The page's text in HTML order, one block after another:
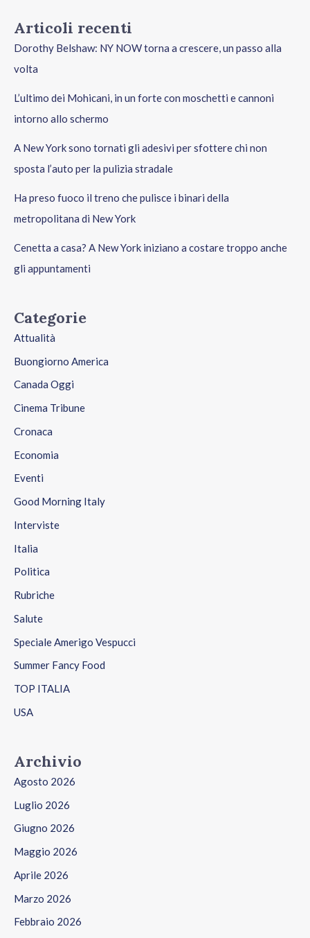
Articoli recenti
Dorothy Belshaw: NY NOW torna a crescere, un passo alla
volta
L’ultimo dei Mohicani, in un forte con moschetti e cannoni
intorno allo schermo
A New York sono tornati gli adesivi per sfottere chi non
sposta l’auto per la pulizia stradale
Ha preso fuoco il treno che pulisce i binari della
metropolitana di New York
Cenetta a casa? A New York iniziano a costare troppo anche
gli appuntamenti
Categorie
Attualità
Buongiorno America
Canada Oggi
Cinema Tribune
Cronaca
Economia
Eventi
Good Morning Italy
Interviste
Italia
Politica
Rubriche
Salute
Speciale Amerigo Vespucci
Summer Fancy Food
TOP ITALIA
USA
Archivio
Agosto 2026
Luglio 2026
Giugno 2026
Maggio 2026
Aprile 2026
Marzo 2026
Febbraio 2026